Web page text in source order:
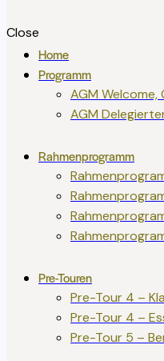
Close
Home
Programm
AGM Welcome,
AGM
Rahmenprogramm
Pre-Touren
Pre-Tour 4 –
Pre-Tour 4 –
Pre-Tour 5 –